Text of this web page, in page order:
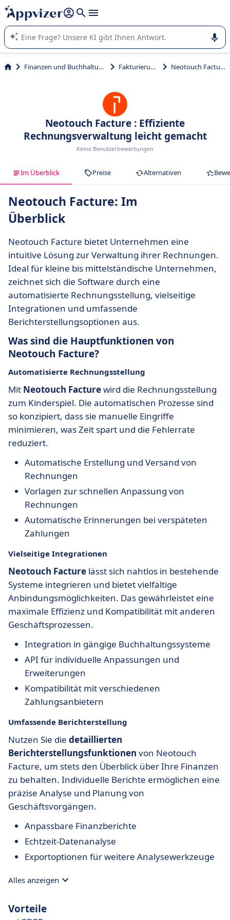
beantworten (mehrere Zeilen mit
Die KI von Appvizer führt Sie bei der Nutzung oder Auswahl
von SaaS-Software in Unternehmen.
Finanzen und Buchhaltung Fakturierung Neotouch Facture
Neotouch Facture : Effiziente
Rechnungsverwaltung leicht gemacht
Keine Benutzerbewertungen
Im Überblick Preise Alternativen
Neotouch Facture: Im
Überblick
Neotouch Facture bietet Unternehmen eine
intuitive Lösung zur Verwaltung ihrer Rechnungen.
Ideal für kleine bis mittelständische Unternehmen,
zeichnet sich die Software durch eine
automatisierte Rechnungsstellung, vielseitige
Integrationen und umfassende
Berichterstellungsoptionen aus.
Was sind die Hauptfunktionen von
Neotouch Facture?
Automatisierte Rechnungsstellung
Mit Neotouch Facturewird die Rechnungsstellung
zum Kinderspiel. Die automatischen Prozesse sind
so konzipiert, dass sie manuelle Eingriffe
minimieren, was Zeit spart und die Fehlerrate
reduziert.
Automatische Erstellung und Versand von
Rechnungen
Vorlagen zur schnellen Anpassung von
Rechnungen
Automatische Erinnerungen bei verspäteten
Zahlungen
Vielseitige Integrationen
Neotouch Facture lässt sich nahtlos in bestehende
Systeme integrieren und bietet vielfältige
Anbindungsmöglichkeiten. Das gewährleistet eine
maximale Effizienz und Kompatibilität mit anderen
Geschäftsprozessen.
Integration in gängige Buchhaltungssysteme
API für individuelle Anpassungen und
Erweiterungen
Kompatibilität mit verschiedenen
Zahlungsanbietern
Umfassende Berichterstellung
Nutzen Sie die detaillierten
Berichterstellungsfunktionen von Neotouch
Facture, um stets den Überblick über Ihre Finanzen
zu behalten. Individuelle Berichte ermöglichen eine
präzise Analyse und Planung von
Geschäftsvorgängen.
Anpassbare Finanzberichte
Echtzeit-Datenanalyse
Exportoptionen für weitere Analysewerkzeuge
Alles anzeigen
Vorteile